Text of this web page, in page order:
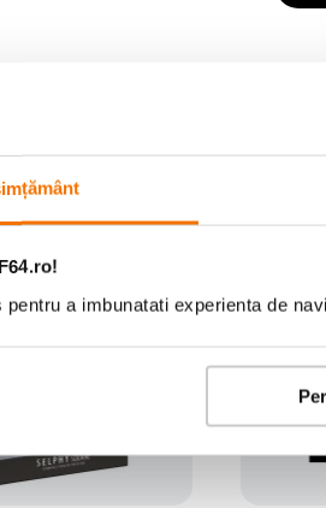
pentru a imbunatati experienta de
o întrebare